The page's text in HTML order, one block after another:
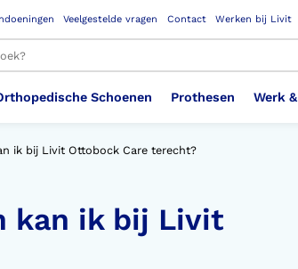
Veelgestelde vragen Contact Werken bij Livit
Elastische
(klasse 2)
steunzolen
Knie
Schoenen
Schoenen OSA
Prothesen Werk
–
ik bij Livit Ottobock Care terecht?
kan ik bij Livit